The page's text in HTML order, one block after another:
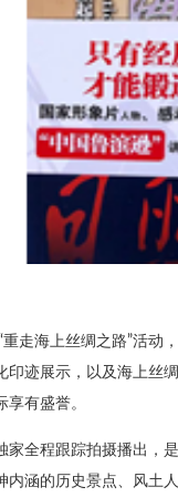
走海上丝绸之路”活动
迹展示，以及海上丝
有盛誉。
全程跟踪拍摄播出，
涵的历史景点、风土